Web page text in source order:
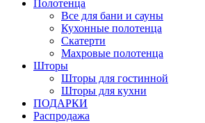
Полотенца
Все для бани и сауны
Кухонные полотенца
Скатерти
Махровые полотенца
Шторы
Шторы для гостинной
Шторы для кухни
ПОДАРКИ
Распродажа